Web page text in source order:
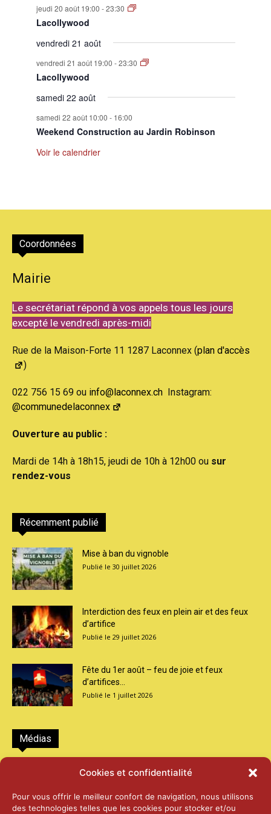
Cookies et confidentialité
Pour vous offrir le meilleur confort de navigation, nous utilisons
des technologies telles que les cookies pour stocker et/ou
jeudi 20 août 19:00 -23:30
Lacollywood
vendredi 21 août
vendredi 21 août 19:00 -23:30
Lacollywood
samedi 22 août
samedi 22 août 10:00 - 16:00
Weekend Construction au Jardin Robinson
Voir le calendrier
Coordonnées
Mairie
Le secrétariat répond à vos appels tous les jours
excepté le vendredi après-midi
Rue de la Maison-Forte 11 1287 Laconnex (plan d'accès
)
022 756 15 69 ou info@laconnex.ch Instagram:
@communedelaconnex
Ouverture au public :
Mardi de 14h à 18h15, jeudi de 10h à 12h00 ou sur
rendez-vous
Récemment publié
Mise à ban du vignoble
30 juillet 2026
Interdiction des feux en plein air et des feux
d’artifice
29 juillet 2026
Fête du 1er août – feu de joie et feux
d’artifices...
1 juillet 2026
Médias
2026 – Laiterie d’Orsières et Abbaye de St-
25 juin 2026